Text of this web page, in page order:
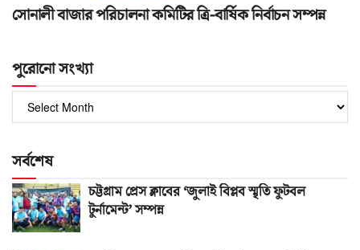
সোনালী বাজার পরিচালনা কমিটির ত্রি-বার্ষিক নির্বাচন সম্পন্ন
পুরোনো সংখ্যা
পুরোনো
সংখ্যা
সর্বশেষ
চট্টগ্রাম প্রেস ক্লাবের ‘জুলাই বিপ্লব স্মৃতি ফুটবল
টুর্নামেন্ট’ সম্পন্ন